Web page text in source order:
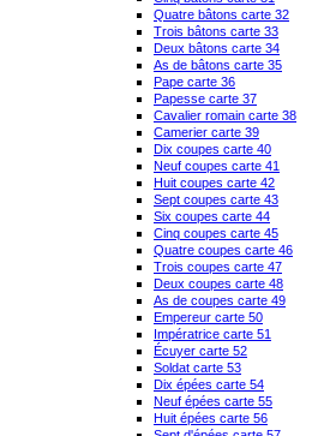
Quatre bâtons carte 32
Trois bâtons carte 33
Deux bâtons carte 34
As de bâtons carte 35
Pape carte 36
Papesse carte 37
Cavalier romain carte 38
Camerier carte 39
Dix coupes carte 40
Neuf coupes carte 41
Huit coupes carte 42
Sept coupes carte 43
Six coupes carte 44
Cinq coupes carte 45
Quatre coupes carte 46
Trois coupes carte 47
Deux coupes carte 48
As de coupes carte 49
Empereur carte 50
Impératrice carte 51
Écuyer carte 52
Soldat carte 53
Dix épées carte 54
Neuf épées carte 55
Huit épées carte 56